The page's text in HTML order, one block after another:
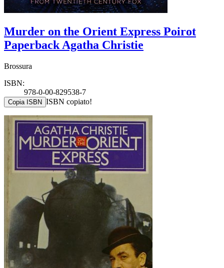
Murder on the Orient Express Poirot
Paperback Agatha Christie
Brossura
ISBN:
978-0-00-829538-7
Copia ISBN ISBN copiato!